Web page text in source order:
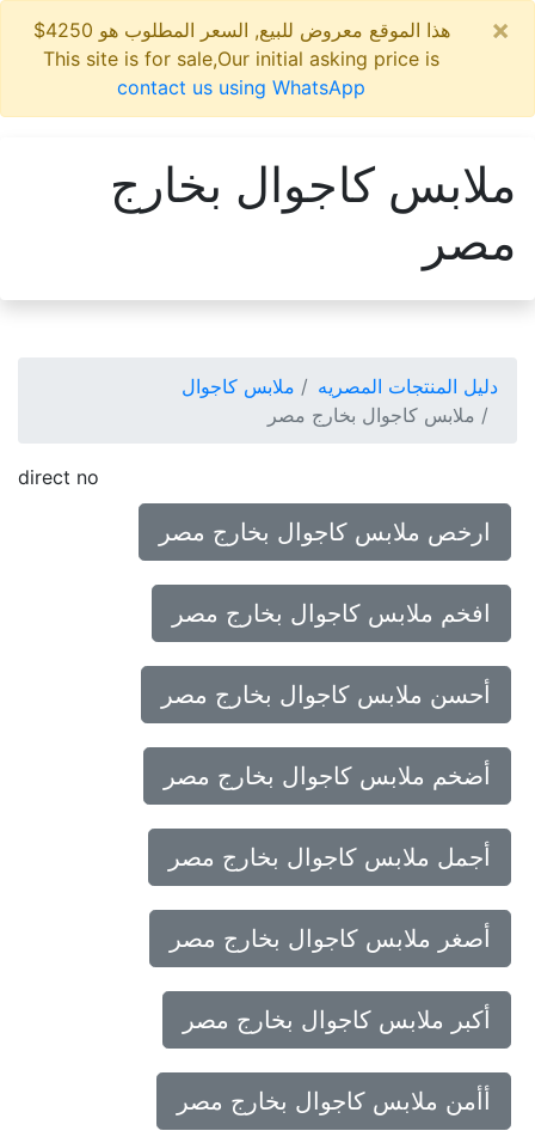
هذا الموقع معروض للبيع, السعر المطلوب هو 4250$
This site is for sale,Our initial asking price is
contact us using WhatsApp
ملابس كاجوال بخارج
مصر
دليل المنتجات المصريه
ملابس كاجوال
ملابس كاجوال بخارج مصر
direct no
ارخص ملابس كاجوال بخارج مصر
افخم ملابس كاجوال بخارج مصر
أحسن ملابس كاجوال بخارج مصر
أضخم ملابس كاجوال بخارج مصر
أجمل ملابس كاجوال بخارج مصر
أصغر ملابس كاجوال بخارج مصر
أكبر ملابس كاجوال بخارج مصر
أأمن ملابس كاجوال بخارج مصر